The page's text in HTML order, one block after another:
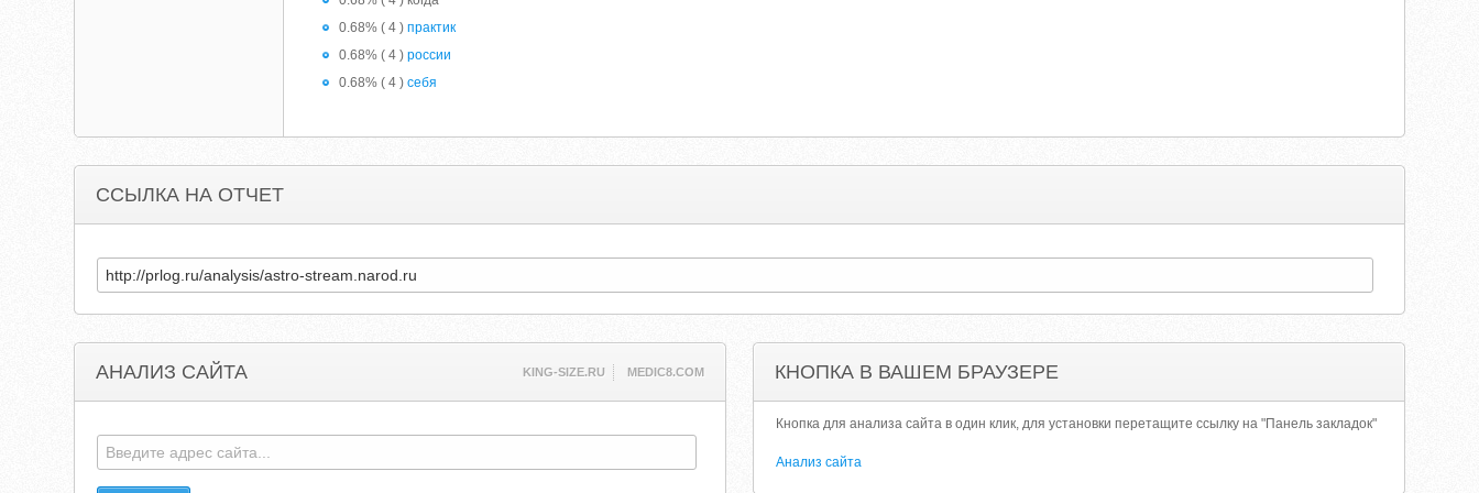
0.68% ( 4 )практик
0.68% ( 4 )россии
0.68% ( 4 )себя
ССЫЛКА НА ОТЧЕТ
АНАЛИЗ САЙТА KING-SIZE.RU MEDIC8.COM КНОПКА В ВАШЕМ БРАУЗЕРЕ
Кнопка для анализа сайта в один клик, для установки перетащите ссылку на "Панель закладок"
Анализ сайта